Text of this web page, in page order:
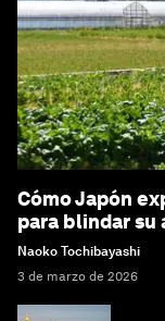
Cómo Japón
para blindar su
Naoko Tochibayashi
3 de marzo de 2026